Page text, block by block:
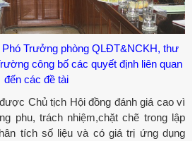
Trưởng phòng QLĐT&NCKH, thư
công bố các quyết định liên quan
đến các đề tài
Chủ tịch Hội đồng đánh giá cao vì
phu, trách nhiệm,chặt chẽ trong lập
tích số liệu và có giá trị ứng dụng